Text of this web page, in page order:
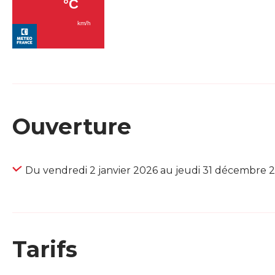
Ouverture
Du vendredi 2 janvier 2026 au jeudi 31 décembre
Tarifs